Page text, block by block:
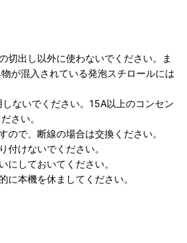
切出し以外に使わないでください。ま
が混入されている発泡スチロールには
ないでください。15A以上のコンセン
さい。
ので、断線の場合は交換ください。
付けないでください。
にしておいてください。
に本機を休ましてください。